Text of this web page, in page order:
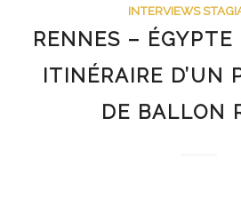
INTERVIEWS
RENNES –
ITINÉRAIRE D’UN
DE BALLON